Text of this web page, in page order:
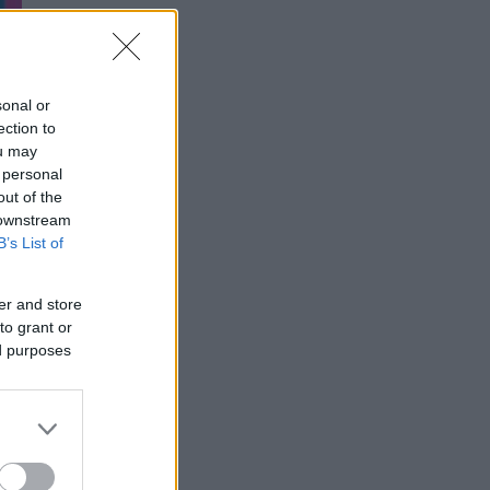
or
to
may
of the
List of
and store
grant or
purposes